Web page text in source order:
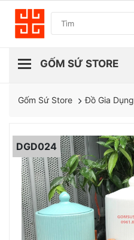
Gốm Sứ Store Đồ Gia Dụng
DGD024